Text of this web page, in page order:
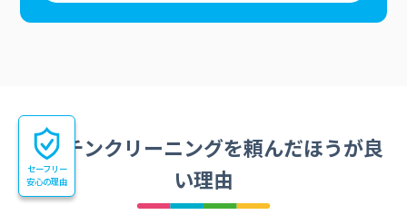
キッチンクリーニングを頼んだほうが良
い理由
セーフリー
安心の理由